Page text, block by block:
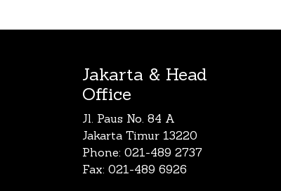
Jakarta & Head
Office
Jl. Paus No. 84 A
Jakarta Timur 13220
Phone: 021-489 2737
Fax: 021-489 6926